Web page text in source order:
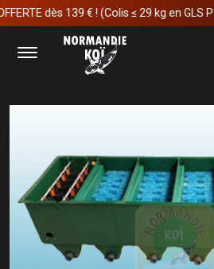
dès 139 € ! (Colis ≤ 29 kg en GLS
Accueil
Fournitures et technologies
Filtrations pour les bassins